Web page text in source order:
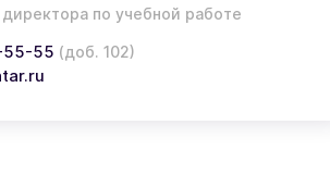
по учебной работе
55-55 (доб. 102)